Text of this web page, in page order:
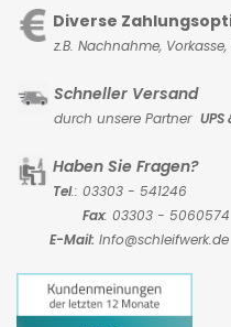
Diverse
z.B. Nachnahme, Vorkasse,
Schneller Versand
durch unsere Partner UPS
Haben Sie Fragen?
Tel.: 03303 - 541246
Fax: 03303 - 5060574
E-Mail: Info@schleifwerk.de